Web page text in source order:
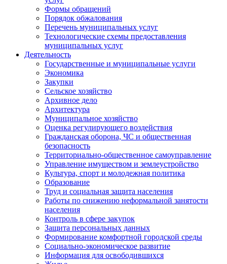
Формы обращений
Порядок обжалования
Перечень муниципальных услуг
Технологические схемы предоставления
муниципальных услуг
Деятельность
Государственные и муниципальные услуги
Экономика
Закупки
Сельское хозяйство
Архивное дело
Архитектура
Муниципальное хозяйство
Оценка регулирующего воздействия
Гражданская оборона, ЧС и общественная
безопасность
Территориально-общественное самоуправление
Управление имуществом и землеустройство
Культура, спорт и молодежная политика
Образование
Труд и социальная защита населения
Работы по снижению неформальной занятости
населения
Контроль в сфере закупок
Защита персональных данных
Формирование комфортной городской среды
Социально-экономическое развитие
Информация для освободившихся